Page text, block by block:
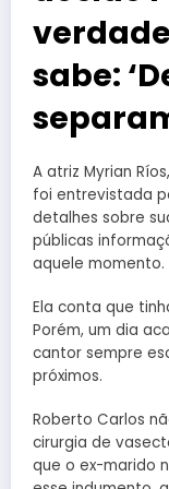
sabe:
A atriz Myrian
foi entrevistada
detalhes sobre
públicas
aquele momento.
Ela conta que
Porém, um dia
cantor sempre
próximos.
Roberto Carlos
cirurgia de
que o ex-marido